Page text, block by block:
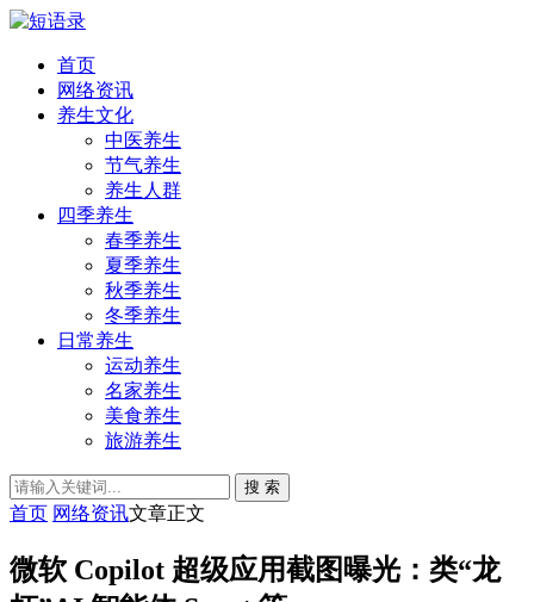
首页
网络资讯
养生文化
中医养生
节气养生
养生人群
四季养生
春季养生
夏季养生
秋季养生
冬季养生
日常养生
运动养生
名家养生
美食养生
旅游养生
搜 索
首页 网络资讯文章正文
微软 Copilot 超级应用截图曝光：类“龙